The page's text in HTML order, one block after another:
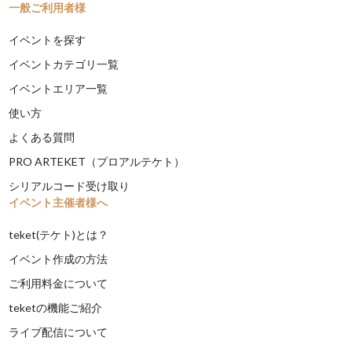
一般ご利用者様
イベントを探す
イベントカテゴリ一覧
イベントエリア一覧
使い方
よくある質問
PRO ARTEKET（プロアルテケト）
シリアルコード受け取り
イベント主催者様へ
teket(テケト)とは？
イベント作成の方法
ご利用料金について
teketの機能ご紹介
ライブ配信について